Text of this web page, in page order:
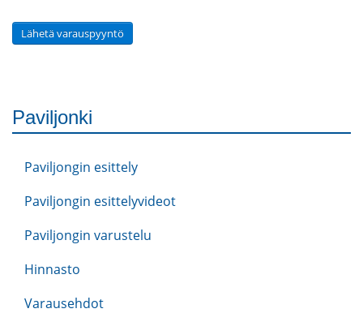
Lähetä varauspyyntö
Paviljonki
Paviljongin esittely
Paviljongin esittelyvideot
Paviljongin varustelu
Hinnasto
Varausehdot